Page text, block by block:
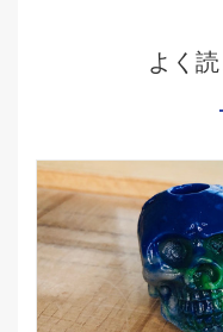
よく